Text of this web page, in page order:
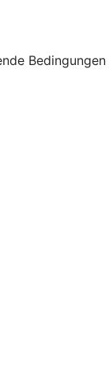
Bedingungen